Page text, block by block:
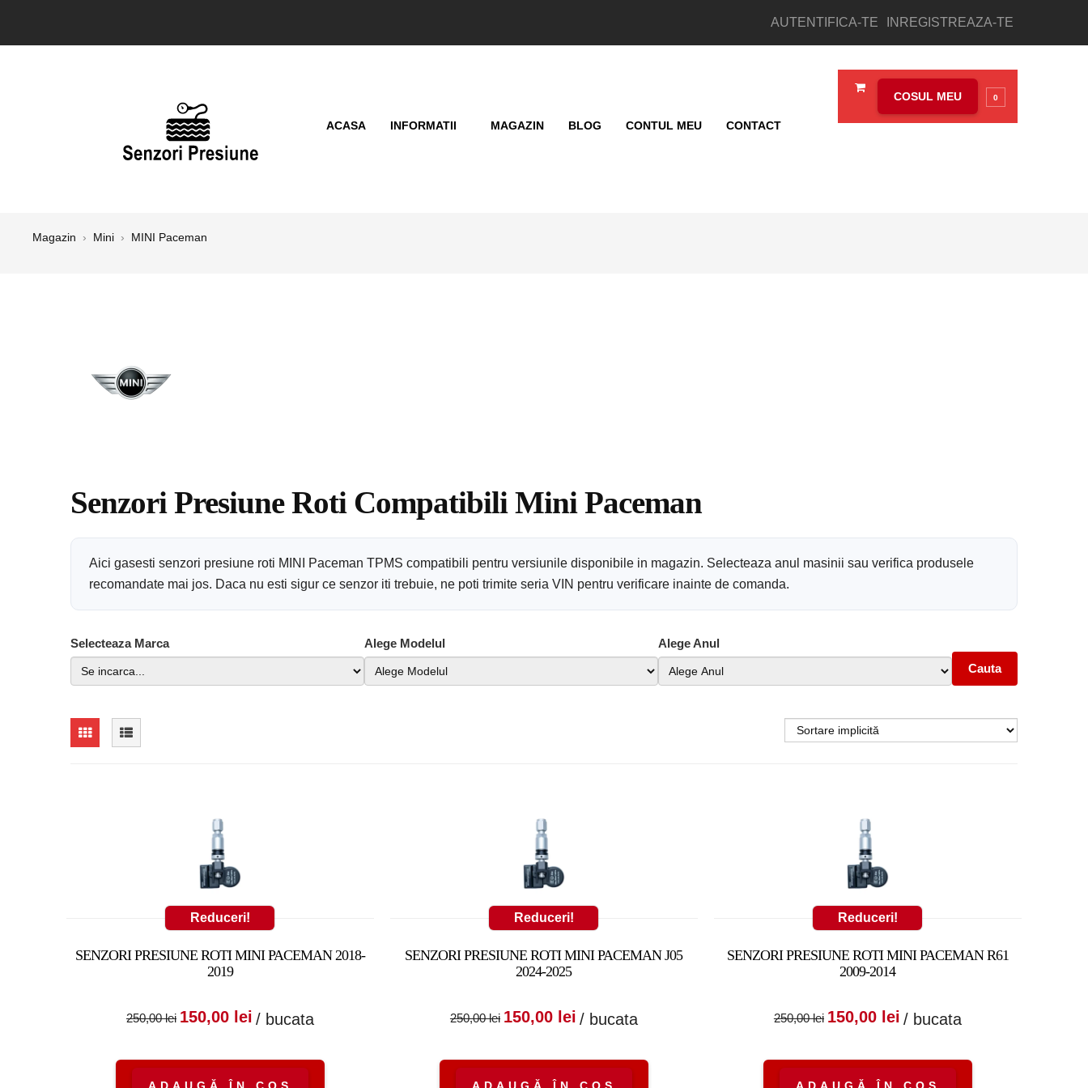
AUTENTIFICA-TE INREGISTREAZA-TE
COSUL MEU 0
ACASA INFORMATII MAGAZIN BLOG CONTUL MEU CONTACT
Magazin › Mini › MINI Paceman
Senzori Presiune Roti Compatibili Mini Paceman
Aici gasesti senzori presiune roti MINI Paceman TPMS compatibili pentru versiunile disponibile in magazin. Selecteaza anul masinii sau verifica produsele
recomandate mai jos. Daca nu esti sigur ce senzor iti trebuie, ne poti trimite seria VIN pentru verificare inainte de comanda.
Selecteaza Marca Alege Modelul
Alege Anul
Cauta
Reduceri!
SENZORI PRESIUNE ROTI MINI PACEMAN 2018-
2019
250,00lei
Prețul inițial a fost:
150,00 lei Prețul curent
150,00 lei.
/ bucata
Reduceri!
SENZORI PRESIUNE ROTI MINI PACEMAN J05
2024-2025
250,00lei
Prețul inițial a fost:
150,00 lei Prețul curent
150,00 lei.
/ bucata
Reduceri!
SENZORI PRESIUNE ROTI MINI PACEMAN R61
2009-2014
250,00lei
Prețul inițial a fost:
150,00 lei Prețul curent
150,00 lei.
/ bucata